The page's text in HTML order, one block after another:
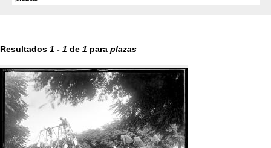
Resultados 1 - 1 de 1 para plazas